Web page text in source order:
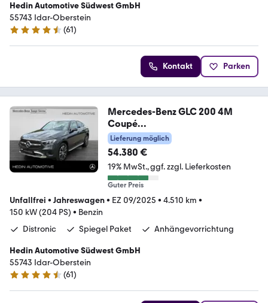
Hedin Automotive Südwest GmbH
55743 Idar-Oberstein
4.6 Sterne
(61)
Kontakt Parken
Mercedes-Benz GLC 200 4M
Coupé
AVANTGARDE|DISTR|MEMO|AHK|
360°|
Lieferung möglich
54.380 €
19% MwSt. ggf. zzgl. Lieferkosten
Guter Preis
Unfallfrei • Jahreswagen• EZ 09/2025 • 4.510 km •
150 kW (204 PS) • Benzin
Distronic
Spiegel Paket Anhängevorrichtung
Hedin Automotive Südwest GmbH
55743 Idar-Oberstein
4.6 Sterne
(61)